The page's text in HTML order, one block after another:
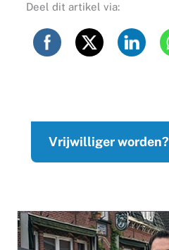
Deel dit artikel via:
Vrijwilliger worden?